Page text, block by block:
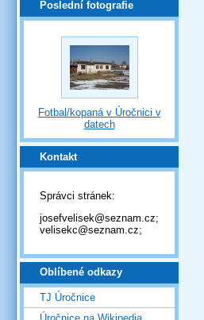
Poslední fotografie
Fotbal/kopaná v Úročnici v
datech
Kontakt
Správci stránek:
josefvelisek@seznam.cz;
velisekc@seznam.cz;
Oblíbené odkazy
TJ Úročnice